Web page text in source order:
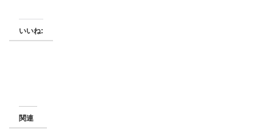
いいね:
関連